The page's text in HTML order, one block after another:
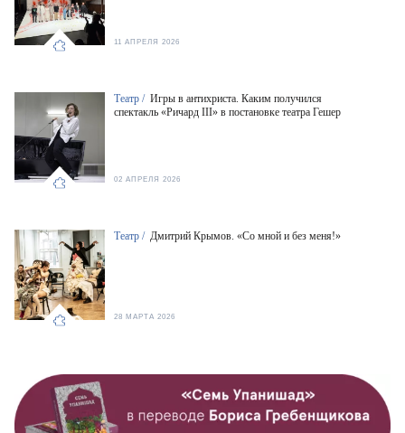
11 АПРЕЛЯ 2026
Театр / Игры в антихриста. Каким получился
спектакль «Ричард III» в постановке театра Гешер
02 АПРЕЛЯ 2026
Театр / Дмитрий Крымов. «Со мной и без меня!»
28 МАРТА 2026